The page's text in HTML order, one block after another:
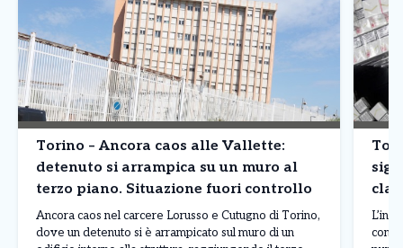
Torino – Ancora caos alle Vallette:
detenuto si arrampica su un muro al
terzo piano. Situazione fuori controllo
Ancora caos nel carcere Lorusso e Cutugno di Torino,
dove un detenuto si è arrampicato sul muro di un